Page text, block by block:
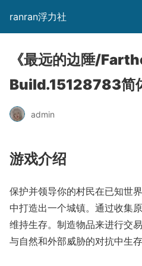
ranran浮力社
《最远的边陲/
Build.15128783简
admin
游戏介绍
保护并领导你的村民在已知世
中打造出一个城镇。通过收集
维持生存。制造物品来进行交
与自然和外部威胁的对抗中生存